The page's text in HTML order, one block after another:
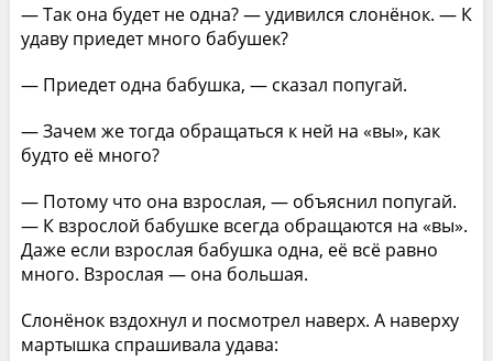
— Так она будет не одна? — удивился слонёнок. — К
удаву приедет много бабушек?
— Приедет одна бабушка, — сказал попугай.
— Зачем же тогда обращаться к ней на «вы», как
будто её много?
— Потому что она взрослая, — объяснил попугай.
— К взрослой бабушке всегда обращаются на «вы».
Даже если взрослая бабушка одна, её всё равно
много. Взрослая — она большая.
Слонёнок вздохнул и посмотрел наверх. А наверху
мартышка спрашивала удава: